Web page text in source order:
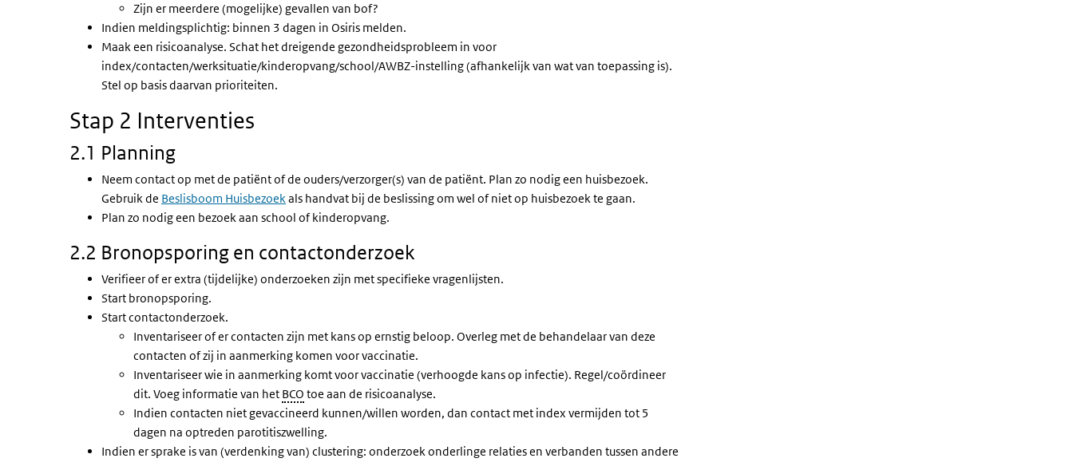
Zijn er meerdere (mogelijke) gevallen van bof?
Indien meldingsplichtig: binnen 3 dagen in Osiris melden.
Maak een risicoanalyse. Schat het dreigende gezondheidsprobleem in voor
index/contacten/werksituatie/kinderopvang/school/AWBZ-instelling (afhankelijk van wat van toepassing is).
Stel op basis daarvan prioriteiten.
Stap 2 Interventies
2.1 Planning
Neem contact op met de patiënt of de ouders/verzorger(s) van de patiënt. Plan zo nodig een huisbezoek.
Gebruik de Beslisboom Huisbezoekals handvat bij de beslissing om wel of niet op huisbezoek te gaan.
Plan zo nodig een bezoek aan school of kinderopvang.
2.2 Bronopsporing en contactonderzoek
Verifieer of er extra (tijdelijke) onderzoeken zijn met specifieke vragenlijsten.
Start bronopsporing.
Start contactonderzoek.
Inventariseer of er contacten zijn met kans op ernstig beloop. Overleg met de behandelaar van deze
contacten of zij in aanmerking komen voor vaccinatie.
Inventariseer wie in aanmerking komt voor vaccinatie (verhoogde kans op infectie). Regel/coördineer
dit. Voeg informatie van het BCO toe aan de risicoanalyse.
Indien contacten niet gevaccineerd kunnen/willen worden, dan contact met index vermijden tot 5
dagen na optreden parotitiszwelling.
Indien er sprake is van (verdenking van) clustering: onderzoek onderlinge relaties en verbanden tussen andere